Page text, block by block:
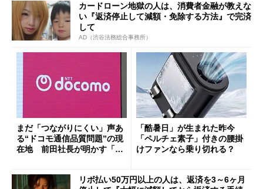
カードローン地獄の人は、消費者金融が教えな
い『返済停止して減額・免除する方法』で完済
して
AD（渋谷法務総合事務所）
まだ「つながりにくい」声あ
る“ドコモ通信品質問題”の現
在地 前田社長が明かす「道
「酷暑日」が生まれた昨今
「ペルチェ素子」付きの腰掛
けファンなら乗り切れる？
リボ払い50万円以上の人は、返済を3～6ヶ月